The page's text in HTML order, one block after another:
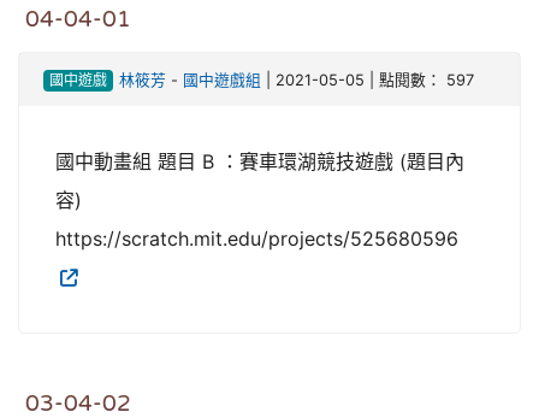
04-04-01
國中遊戲 林筱芳 - 國中遊戲組 | 2021-05-05 | 點閱數： 597
國中動畫組 題目 B ：賽車環湖競技遊戲 (題目內
容)
https://scratch.mit.edu/projects/525680596
03-04-02